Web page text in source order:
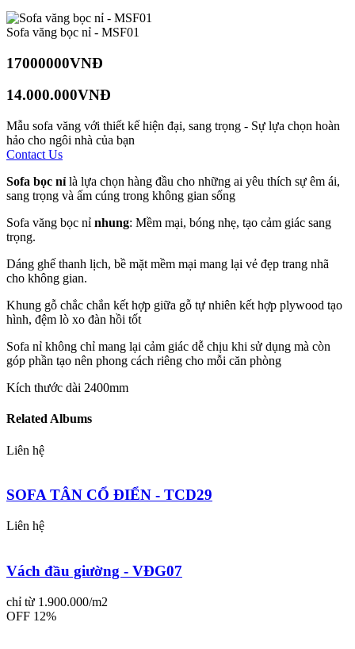
Sofa văng bọc nỉ - MSF01
17000000VNĐ
14.000.000VNĐ
Mẫu sofa văng với thiết kế hiện đại, sang trọng - Sự lựa chọn hoàn
hảo cho ngôi nhà của bạn
Contact Us
Sofa bọc nỉ là lựa chọn hàng đầu cho những ai yêu thích sự êm ái,
sang trọng và ấm cúng trong không gian sống
Sofa văng bọc nỉ nhung: Mềm mại, bóng nhẹ, tạo cảm giác sang
trọng.
Dáng ghế thanh lịch, bề mặt mềm mại mang lại vẻ đẹp trang nhã
cho không gian.
Khung gỗ chắc chắn kết hợp giữa gỗ tự nhiên kết hợp plywood tạo
hình, đệm lò xo đàn hồi tốt
Sofa nỉ không chỉ mang lại cảm giác dễ chịu khi sử dụng mà còn
góp phần tạo nên phong cách riêng cho mỗi căn phòng
Kích thước dài 2400mm
Related Albums
Liên hệ
SOFA TÂN CỔ ĐIỂN - TCD29
Liên hệ
Vách đầu giường - VĐG07
chỉ từ 1.900.000/m2
OFF 12%